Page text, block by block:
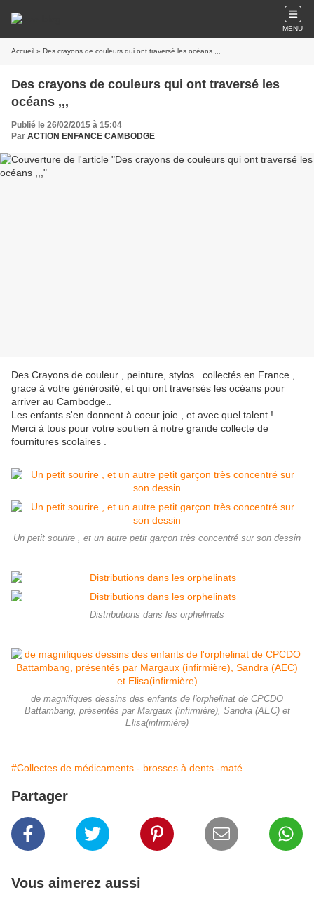
MENU
Accueil » Des crayons de couleurs qui ont traversé les océans ,,,
Des crayons de couleurs qui ont traversé les
océans ,,,
Publié le 26/02/2015 à 15:04
Par ACTION ENFANCE CAMBODGE
Des Crayons de couleur , peinture, stylos...collectés en France ,
grace à votre générosité, et qui ont traversés les océans pour
arriver au Cambodge..
Les enfants s'en donnent à coeur joie , et avec quel talent !
Merci à tous pour votre soutien à notre grande collecte de
fournitures scolaires .
Un petit sourire , et un autre petit garçon très concentré sur son dessin
Distributions dans les orphelinats
de magnifiques dessins des enfants de l'orphelinat de CPCDO
Battambang, présentés par Margaux (infirmière), Sandra (AEC) et
Elisa(infirmière)
#Collectes de médicaments - brosses à dents -maté
Partager
Vous aimerez aussi